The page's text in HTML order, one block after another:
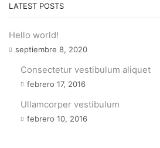
LATEST POSTS
Hello world!
septiembre 8, 2020
Consectetur vestibulum aliquet
febrero 17, 2016
Ullamcorper vestibulum
febrero 10, 2016